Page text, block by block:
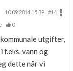
10.09.2014 15.39
#14
0
utgifter,
f.eks. vann og
dette når vi